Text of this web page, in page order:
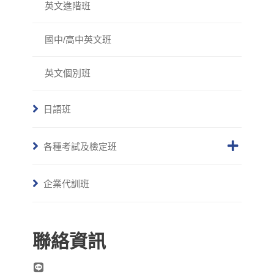
英文進階班
國中/高中英文班
英文個別班
日語班
各種考試及檢定班
企業代訓班
聯絡資訊